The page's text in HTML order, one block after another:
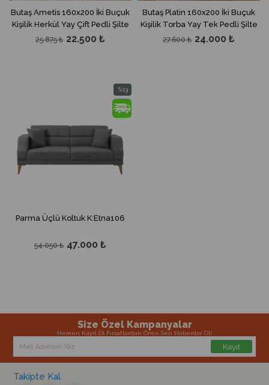
Butaş Ametis 160x200 İki Buçuk
Kişilik Herkül Yay Çift Pedli Şilte
22.500 ₺
25.875 ₺
Butaş Platin 160x200 İki Buçuk
Kişilik Torba Yay Tek Pedli Şilte
24.000 ₺
27.600 ₺
Parma Üçlü Koltuk K:Etna106
47.000 ₺
54.050 ₺
%13
İndirim
%13İndirim
Size Özel Kampanyalar
Hemen Kayıt Ol Fırsatlardan Önce Sen Haberdar Ol!
Kayıt
Takipte Kal